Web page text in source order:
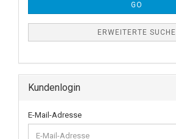
GO
ERWEITERTE SUCHE
Kundenlogin
E-Mail-Adresse